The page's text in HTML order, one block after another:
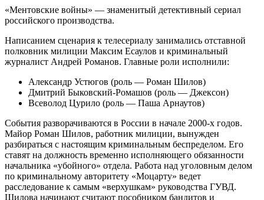
«Ментовские войны» — знаменитый детективный сериал
российского производства.
Написанием сценария к телесериалу занимались отставной
полковник милиции Максим Есаулов и криминальный
журналист Андрей Романов. Главные роли исполнили:
Александр Устюгов (роль — Роман Шилов)
Дмитрий Быковский-Ромашов (роль — Джексон)
Всеволод Цурило (роль — Паша Арнаутов)
События разворачиваются в России в начале 2000-х годов.
Майор Роман Шилов, работник милиции, вынужден
разбираться с настоящим криминальным беспределом. Его
ставят на должность временно исполняющего обязанности
начальника «убойного» отдела. Работа над уголовным делом
по криминальному авторитету «Моцарту» ведет
расследование к самым «верхушкам» руководства ГУВД.
Шилова начинают считают пособником бандитов и